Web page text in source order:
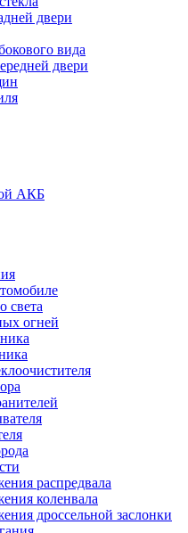
двери
вида
двери
АКБ
света
огней
распредвала
коленвала
дроссельной заслонки